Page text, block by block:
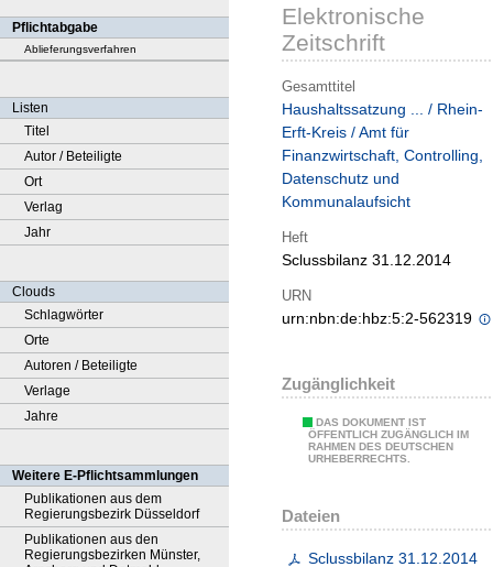
Pflichtabgabe
Ablieferungsverfahren
Listen
Titel
Autor / Beteiligte
Ort
Verlag
Jahr
Clouds
Schlagwörter
Orte
Autoren / Beteiligte
Verlage
Jahre
Weitere E-Pflichtsammlungen
Publikationen aus dem
Regierungsbezirk Düsseldorf
Publikationen aus den
Regierungsbezirken Münster,
Elektronische
Zeitschrift
Gesamttitel
Haushaltssatzung ... / Rhein-
Erft-Kreis / Amt für
Finanzwirtschaft, Controlling,
Datenschutz und
Kommunalaufsicht
Heft
Sclussbilanz 31.12.2014
URN
urn:nbn:de:hbz:5:2-562319
Zugänglichkeit
DAS DOKUMENT IST
ÖFFENTLICH ZUGÄNGLICH IM
RAHMEN DES DEUTSCHEN
URHEBERRECHTS.
Dateien
Sclussbilanz 31.12.2014